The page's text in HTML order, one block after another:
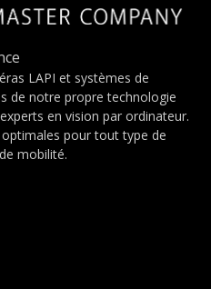
LAPI et systèmes de
de notre propre technologie
en vision par ordinateur.
pour tout type de
mobilité.